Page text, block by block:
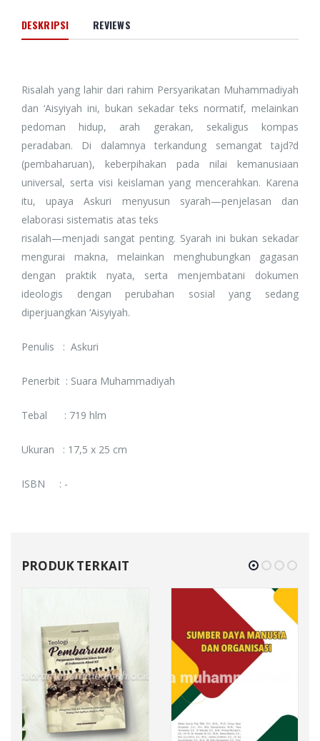
DESKRIPSI REVIEWS
Risalah yang lahir dari rahim Persyarikatan Muhammadiyah
dan ‘Aisyiyah ini, bukan sekadar teks normatif, melainkan
pedoman hidup, arah gerakan, sekaligus kompas
peradaban. Di dalamnya terkandung semangat tajd?d
(pembaharuan), keberpihakan pada nilai kemanusiaan
universal, serta visi keislaman yang mencerahkan. Karena
itu, upaya Askuri menyusun syarah—penjelasan dan
elaborasi sistematis atas teks
risalah—menjadi sangat penting. Syarah ini bukan sekadar
mengurai makna, melainkan menghubungkan gagasan
dengan praktik nyata, serta menjembatani dokumen
ideologis dengan perubahan sosial yang sedang
diperjuangkan ‘Aisyiyah.
Penulis : Askuri
Penerbit : Suara Muhammadiyah
Tebal : 719 hlm
Ukuran : 17,5 x 25 cm
ISBN : -
PRODUK TERKAIT